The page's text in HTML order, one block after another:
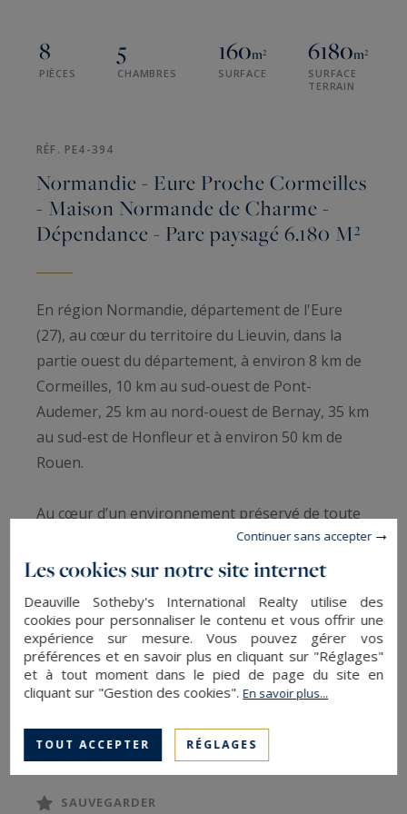
8
PIÈCES
5
CHAMBRES
160m²
SURFACE
6180m²
SURFACE
TERRAIN
RÉF. PE4-394
Normandie - Eure Proche Cormeilles
- Maison Normande de Charme -
Dépendance - Parc paysagé 6.180 M²
En région Normandie, département de l'Eure
(27), au cœur du territoire du Lieuvin, dans la
partie ouest du département, à environ 8 km de
Cormeilles, 10 km au sud-ouest de Pont-
Audemer, 25 km au nord-ouest de Bernay, 35 km
au sud-est de Honfleur et à environ 50 km de
Rouen.
Au cœur d’un environnement préservé de toute
nuisances, dans un environnement dit
campagne, Pays d'Auge Sotheby's International
agréable maison à l’architecture typiquement
normande (soubassement pierre, colombages et
toiture en ardoise) édifiée au coeur d’un parc
clos et paysagé de 6.180 m², aux nombreux
camélias…), jeu de terrasse avec jacuzzi, portique
enfants et autres sujets d’arbres, ladite
propriété à l’abri des regards. Ladite propriété
LIRE LA SUITE
SAUVEGARDER
Les cookies sur notre site internet
Deauville Sotheby's International Realty utilise des
cookies pour personnaliser le contenu et vous offrir une
expérience sur mesure. Vous pouvez gérer vos
préférences et en savoir plus en cliquant sur "Réglages"
et à tout moment dans le pied de page du site en
cliquant sur "Gestion des cookies".En savoir plus...
TOUT ACCEPTER RÉGLAGES
Continuer sans accepter